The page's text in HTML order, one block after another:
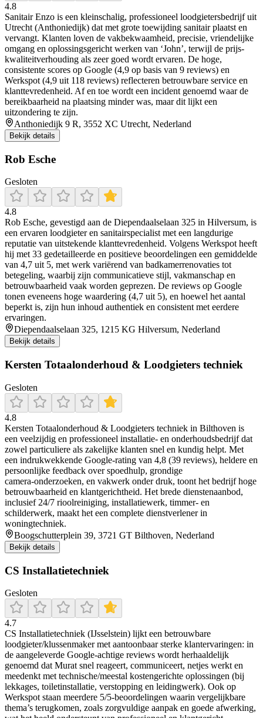
4.8
Sanitair Enzo is een kleinschalig, professioneel loodgietersbedrijf uit
Utrecht (Anthoniedijk) dat met grote toewijding sanitair plaatst en
vervangt. Klanten loven de vakbekwaamheid, precisie, vriendelijke
omgang en oplossingsgericht werken van ‘John’, terwijl de prijs-
kwaliteitverhouding als zeer goed wordt ervaren. De hoge,
consistente scores op Google (4,9 op basis van 9 reviews) en
Werkspot (4,9 uit 118 reviews) reflecteren betrouwbare service en
klanttevredenheid. Af en toe wordt een incident genoemd waar de
bereikbaarheid na plaatsing minder was, maar dit lijkt een
uitzondering te zijn.
Anthoniedijk 9 R, 3552 XC Utrecht, Nederland
Bekijk details
Rob Esche
Gesloten
4.8
Rob Esche, gevestigd aan de Diependaalselaan 325 in Hilversum, is
een ervaren loodgieter en sanitairspecialist met een langdurige
reputatie van uitstekende klanttevredenheid. Volgens Werkspot heeft
hij met 33 gedetailleerde en positieve beoordelingen een gemiddelde
van 4,7 uit 5, met werk variërend van badkamerrenovaties tot
betegeling, waarbij zijn communicatieve stijl, vakmanschap en
betrouwbaarheid vaak worden geprezen. De reviews op Google
tonen eveneens hoge waardering (4,7 uit 5), en hoewel het aantal
beperkt is, zijn hun inhoud authentiek en consistent met eerdere
ervaringen.
Diependaalselaan 325, 1215 KG Hilversum, Nederland
Bekijk details
Kersten Totaalonderhoud & Loodgieters techniek
Gesloten
4.8
Kersten Totaalonderhoud & Loodgieters techniek in Bilthoven is
een veelzijdig en professioneel installatie- en onderhoudsbedrijf dat
zowel particuliere als zakelijke klanten snel en kundig helpt. Met
een indrukwekkende Google-rating van 4,8 (39 reviews), heldere en
persoonlijke feedback over spoedhulp, grondige
camera‑onderzoeken, en vakwerk onder druk, toont het bedrijf hoge
betrouwbaarheid en klantgerichtheid. Het brede dienstenaanbod,
inclusief 24/7 rioolreiniging, installatiewerk, timmer- en
schilderwerk, maakt het een complete dienstverlener in
woningtechniek.
Boogschutterplein 39, 3721 GT Bilthoven, Nederland
Bekijk details
CS Installatietechniek
Gesloten
4.7
CS Installatietechniek (IJsselstein) lijkt een betrouwbare
loodgieter/klussenmaker met aantoonbaar sterke klantervaringen: in
de aangeleverde Google-achtige reviews wordt herhaaldelijk
genoemd dat Murat snel reageert, communiceert, netjes werkt en
meedenkt met technische/meestal kostengerichte oplossingen (bij
lekkages, toiletinstallatie, verstopping en leidingwerk). Ook op
Werkspot staan meerdere 5/5-beoordelingen waarin vergelijkbare
thema’s terugkomen, zoals zorgvuldige aanpak en goede afwerking,